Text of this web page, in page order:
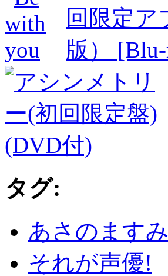
タグ:
あさのますみ
それが声優!